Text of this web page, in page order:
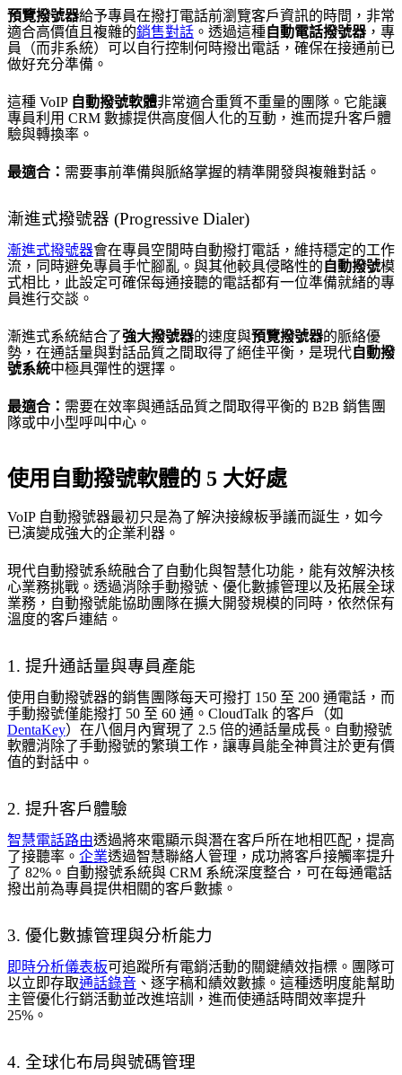
預覽撥號器給予專員在撥打電話前瀏覽客戶資訊的時間，非常
適合高價值且複雜的銷售對話 。透過這種自動電話撥號器 ，專
員（而非系統）可以自行控制何時撥出電話，確保在接通前已
做好充分準備。
這種 VoIP 自動撥號軟體非常適合重質不重量的團隊。它能讓
專員利用 CRM 數據提供高度個人化的互動，進而提升客戶體
驗與轉換率。
最適合： 需要事前準備與脈絡掌握的精準開發與複雜對話。
漸進式撥號器 (Progressive Dialer)
漸進式撥號器會在專員空閒時自動撥打電話，維持穩定的工作
流，同時避免專員手忙腳亂。與其他較具侵略性的 自動撥號模
式相比，此設定可確保每通接聽的電話都有一位準備就緒的專
員進行交談。
漸進式系統結合了強大撥號器的速度與預覽撥號器的脈絡優
勢，在通話量與對話品質之間取得了絕佳平衡，是現代自動撥
號系統中極具彈性的選擇。
最適合： 需要在效率與通話品質之間取得平衡的 B2B 銷售團
隊或中小型呼叫中心。
使用自動撥號軟體的 5 大好處
VoIP 自動撥號器最初只是為了解決接線板爭議而誕生，如今
已演變成強大的企業利器。
現代自動撥號系統融合了自動化與智慧化功能，能有效解決核
心業務挑戰。透過消除手動撥號、優化數據管理以及拓展全球
業務，自動撥號能協助團隊在擴大開發規模的同時，依然保有
溫度的客戶連結。
1. 提升通話量與專員產能
使用自動撥號器的銷售團隊每天可撥打 150 至 200 通電話，而
手動撥號僅能撥打 50 至 60 通。CloudTalk 的客戶（如
DentaKey）在八個月內實現了 2.5 倍的通話量成長。自動撥號
軟體消除了手動撥號的繁瑣工作，讓專員能全神貫注於更有價
值的對話中。
2. 提升客戶體驗
智慧電話路由透過將來電顯示與潛在客戶所在地相匹配，提高
了接聽率。 企業透過智慧聯絡人管理，成功將客戶接觸率提升
了 82%。自動撥號系統與 CRM 系統深度整合，可在每通電話
撥出前為專員提供相關的客戶數據。
3. 優化數據管理與分析能力
即時分析儀表板可追蹤所有電銷活動的關鍵績效指標。團隊可
以立即存取通話錄音 、逐字稿和績效數據。這種透明度能幫助
主管優化行銷活動並改進培訓，進而使通話時間效率提升
25%。
4. 全球化布局與號碼管理